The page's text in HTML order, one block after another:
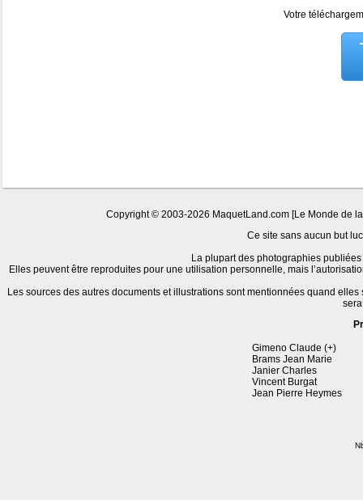
Votre
Copyright © 2003-2026 MaquetLand.com [Le Monde de
Ce site sans aucun but
La plupart des photographies
Elles peuvent être reproduites pour une utilisation personnelle, mais
Les sources des autres documents et illustrations sont mentionnées quand
Gimeno Claude (+)
Brams Jean Marie
Janier Charles
Vincent Burgat
Jean Pierre Heymes